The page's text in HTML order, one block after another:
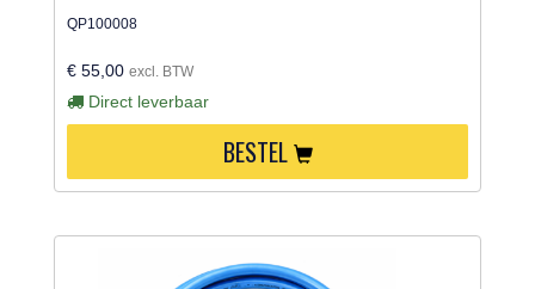
QP100008
€ 55,00 excl. BTW
Direct leverbaar
BESTEL